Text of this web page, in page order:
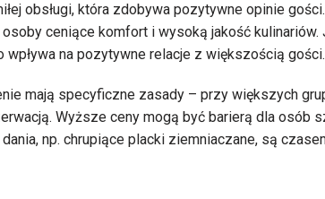
obsługi, która zdobywa pozytywne opinie
ceniące komfort i wysoką jakość kulinariów.
na pozytywne relacje z większością gości.
mają specyficzne zasady – przy większych
Wyższe ceny mogą być barierą dla osób
np. chrupiące placki ziemniaczane, są